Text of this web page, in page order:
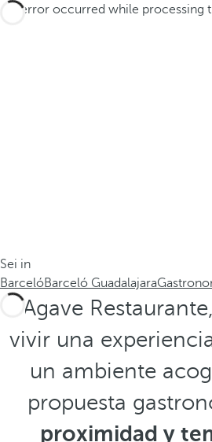
[an error occurred while processing
Sei in
BarcelóBarceló Guadalajara
Agave
vivir una
un ambiente
propuesta
proximidad y